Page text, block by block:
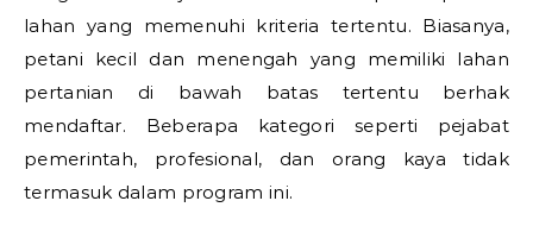
lahan yang memenuhi kriteria tertentu. Biasanya,
petani kecil dan menengah yang memiliki lahan
pertanian di bawah batas tertentu berhak
mendaftar. Beberapa kategori seperti pejabat
pemerintah, profesional, dan orang kaya tidak
termasuk dalam program ini.